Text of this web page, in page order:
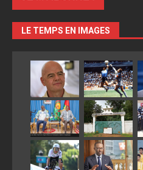
LE TEMPS EN IMAGES